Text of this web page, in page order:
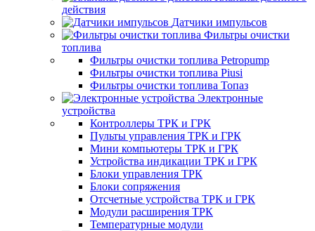
действия
Датчики импульсов
Фильтры очистки
топлива
Фильтры очистки топлива Petropump
Фильтры очистки топлива Piusi
Фильтры очистки топлива Топаз
Электронные
устройства
Контроллеры ТРК и ГРК
Пульты управления ТРК и ГРК
Мини компьютеры ТРК и ГРК
Устройства индикации ТРК и ГРК
Блоки управления ТРК
Блоки сопряжения
Отсчетные устройства ТРК и ГРК
Модули расширения ТРК
Температурные модули